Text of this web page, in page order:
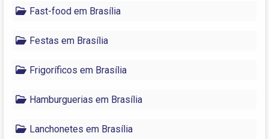
Fast-food em Brasília
Festas em Brasília
Frigoríficos em Brasília
Hamburguerias em Brasília
Lanchonetes em Brasília